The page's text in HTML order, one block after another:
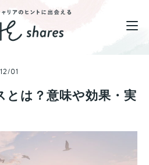
01
とは？意味や効果・実